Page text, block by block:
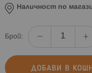
Наличност по
Брой:
ДОБАВИ В